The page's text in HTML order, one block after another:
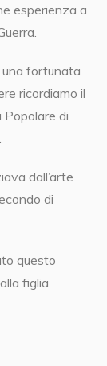
esperienza a
una fortunata
ricordiamo il
Popolare di
dall’arte
di
questo
figlia